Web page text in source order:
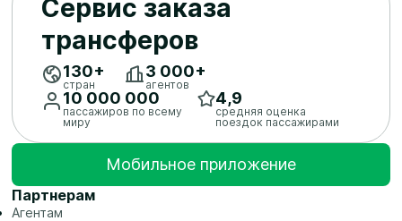
Сервис заказа
трансферов
130+
стран
3 ​000+
агентов
10 ​000 ​000
пассажиров по всему
миру
4,9
средняя оценка
поездок пассажирами
Мобильное приложение
Партнерам
Агентам